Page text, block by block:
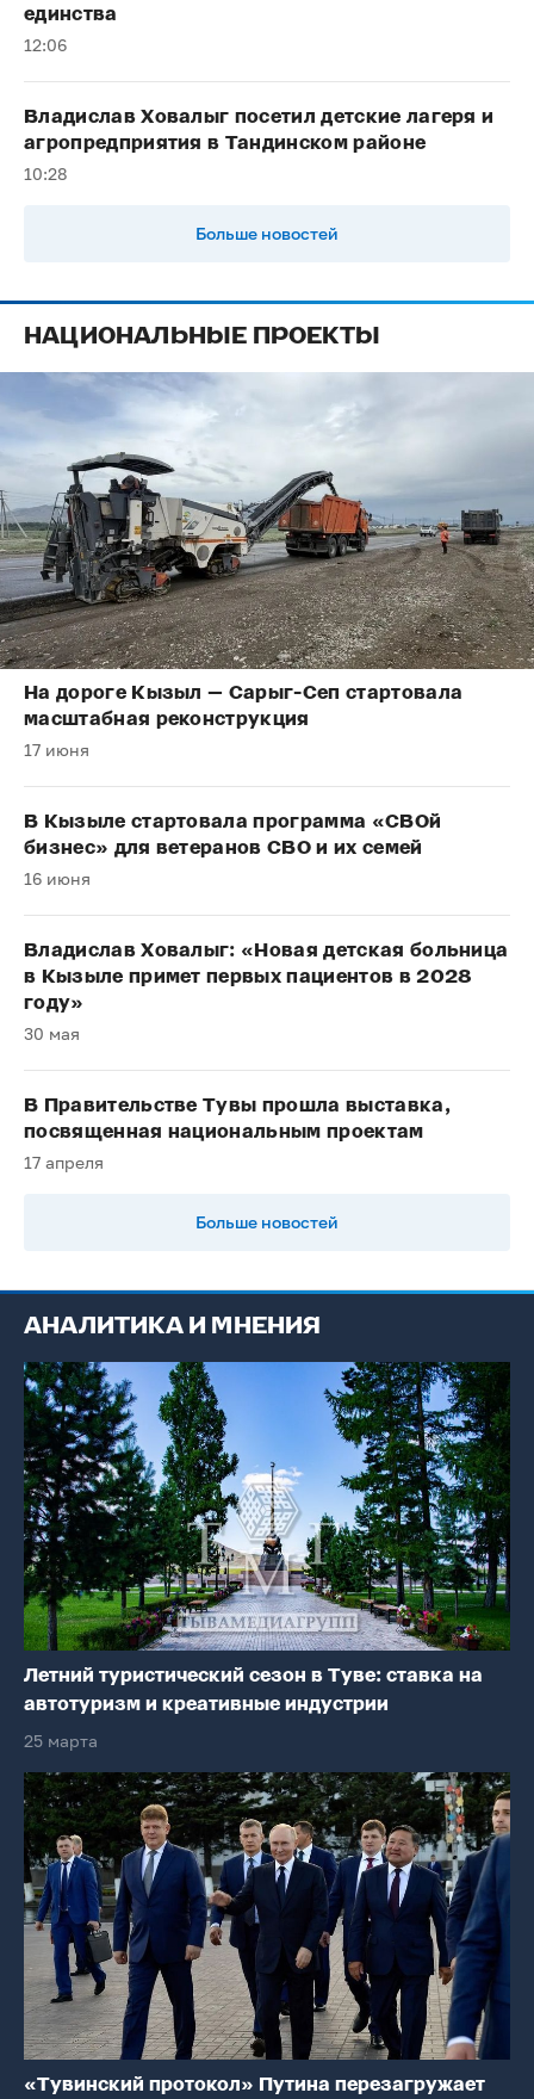
единства
12:06
Владислав Ховалыг посетил детские лагеря и
агропредприятия в Тандинском районе
10:28
Больше новостей
НАЦИОНАЛЬНЫЕ ПРОЕКТЫ
На дороге Кызыл — Сарыг-Сеп стартовала
масштабная реконструкция
17 июня
В Кызыле стартовала программа «СВОй
бизнес» для ветеранов СВО и их семей
16 июня
Владислав Ховалыг: «Новая детская больница
в Кызыле примет первых пациентов в 2028
году»
30 мая
В Правительстве Тувы прошла выставка,
посвященная национальным проектам
17 апреля
Больше новостей
АНАЛИТИКА И МНЕНИЯ
Летний туристический сезон в Туве: ставка на
автотуризм и креативные индустрии
25 марта
«Тувинский протокол» Путина перезагружает